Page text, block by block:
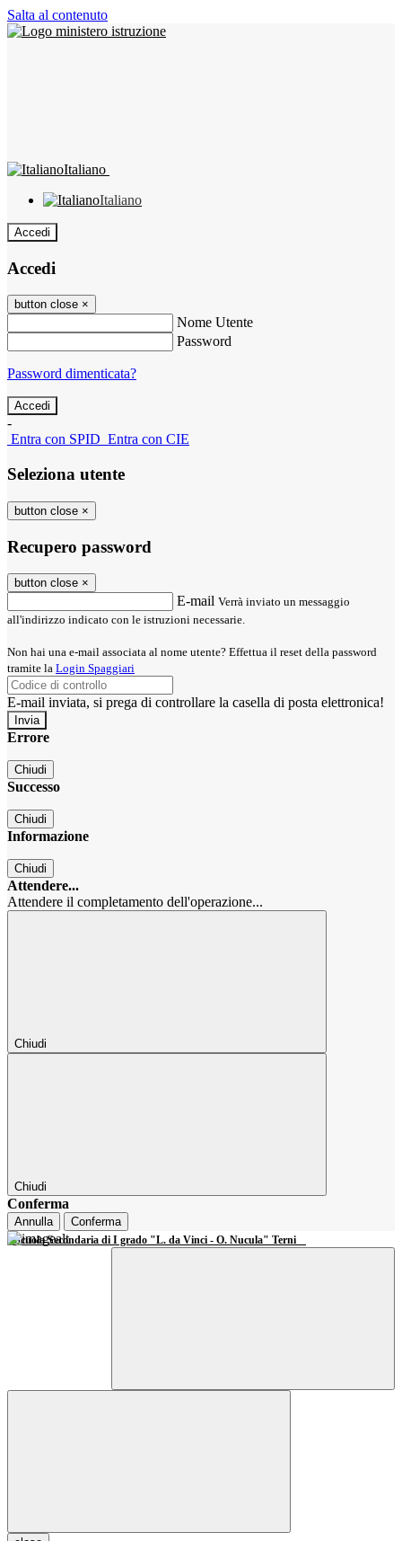
Salta al contenuto
Italiano
Italiano
Accedi
Accedi
button close ×
Nome Utente
Password
Password dimenticata?
-
Entra con SPID Entra con CIE
Seleziona utente
button close ×
Recupero password
button close ×
E-mail Verrà inviato un messaggio
all'indirizzo indicato con le istruzioni necessarie.
Non hai una e-mail associata al nome utente? Effettua il reset della password
tramite la Login Spaggiari
E-mail inviata, si prega di controllare la casella di posta elettronica!
Errore
Chiudi
Successo
Chiudi
Informazione
Chiudi
Attendere...
Attendere il completamento dell'operazione...
Chiudi
Chiudi
Conferma
Annulla Conferma
Scuola Secondaria di I grado "L. da Vinci - O. Nucula" Terni